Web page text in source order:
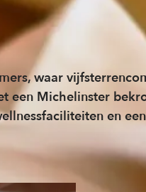
waar
een Michelinster
en